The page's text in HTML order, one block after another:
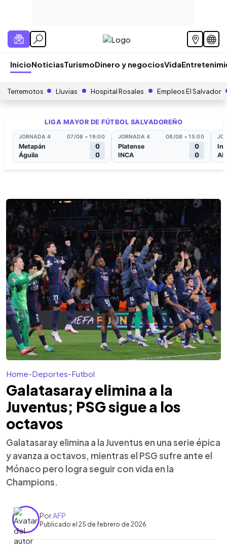
InicioNoticiasTurismoDinero y negociosVida
Terremotos Lluvias Hospital Rosales Empleos El Salvador
Home-Deportes-Futbol
Galatasaray elimina a la
Juventus; PSG sigue a los
octavos
Galatasaray elimina a la Juventus en una serie épica
y avanza a octavos, mientras el PSG sufre ante el
Mónaco pero logra seguir con vida en la
Champions.
PorAFP
Publicado el 25 de febrero de 2026